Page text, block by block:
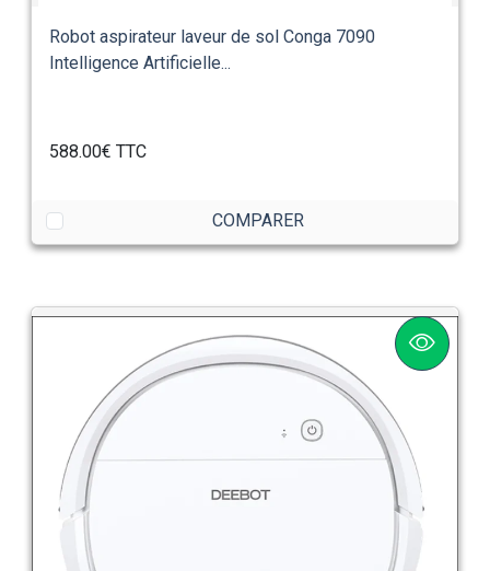
Robot aspirateur laveur de sol Conga 7090
Intelligence Artificielle...
588.00€ TTC
COMPARER